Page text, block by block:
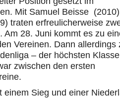
Mit Samuel Beisse
traten erfreulicherweise
Am 28. Juni kommt es zu
Vereinen. Dann allerdings
– der höchsten
zwischen den ersten
einem Sieg und einer